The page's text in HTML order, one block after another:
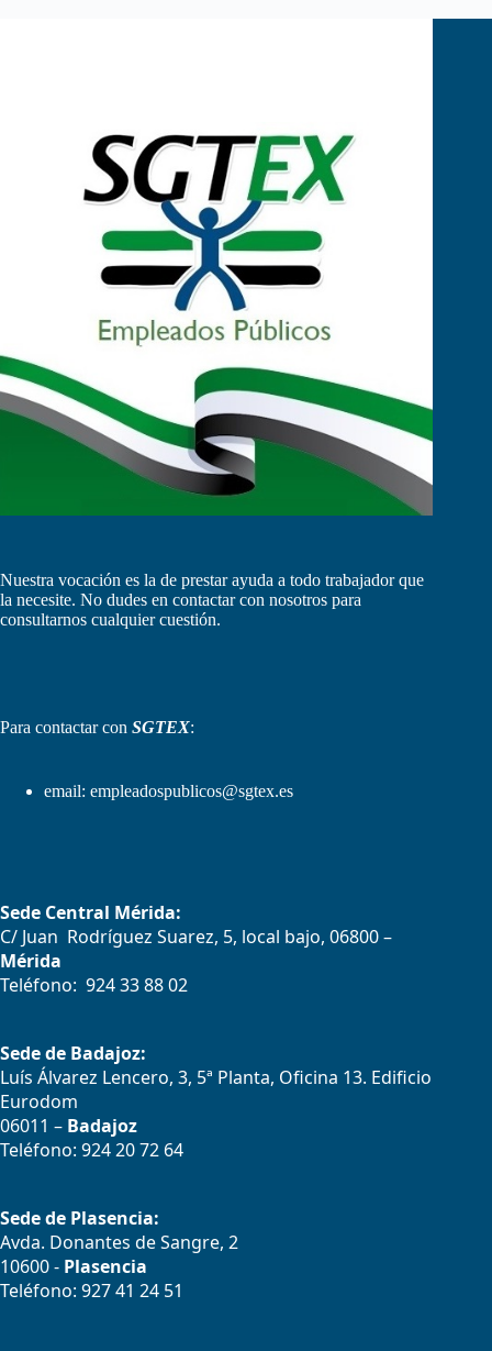
Nuestra vocación es la de prestar ayuda a todo trabajador que
la necesite. No dudes en contactar con nosotros para
consultarnos cualquier cuestión.
Para contactar con SGTEX:
email: empleadospublicos@sgtex.es
Sede Central Mérida:
C/ Juan Rodríguez Suarez, 5, local bajo, 06800 –
Mérida
Teléfono: 924 33 88 02
Sede de Badajoz:
Luís Álvarez Lencero, 3, 5ª Planta, Oficina 13. Edificio
Eurodom
06011 – Badajoz
Teléfono: 924 20 72 64
Sede de Plasencia:
Avda. Donantes de Sangre, 2
10600 - Plasencia
Teléfono: 927 41 24 51